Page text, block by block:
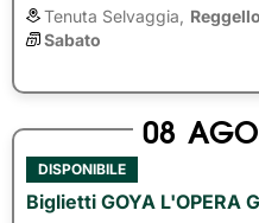
Tenuta Selvaggia,
Reggello
Sabato
08
DISPONIBILE
Biglietti GOYA L'OPERA